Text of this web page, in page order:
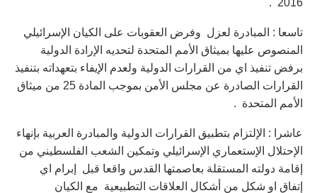
2016 .
تاسعا : المبادرة لعزل وفرض العقوبات على الكيان الإسرائيلي
المنصوص عليها بميثاق الأمم المتحدة لتحديه الإرادة الدولية
برفض تنفيذ اي من القرارات الدولية ولعدم الإيفاء بتعهداته بتنفيذ
القرارات الصادرة عن مجلس الأمن بموجب المادة 25 من ميثاق
الأمم المتحدة .
عاشرا : الإلتزام بتطبيق القرارات الدولية والمبادرة العربية بإنهاء
الإحتلال الإستعماري الإسرائيلي وتمكين الشعب الفلسطيني من
إقامة دولته المستقلة بعاصمتها القدس واقعا قبل إبرام اي
إتفاق او شكل من أشكال العلاقات التطبيعية مع الكيان